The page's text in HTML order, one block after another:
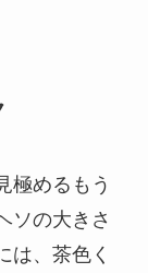
極めるもう
ソの大きさ
は、茶色く